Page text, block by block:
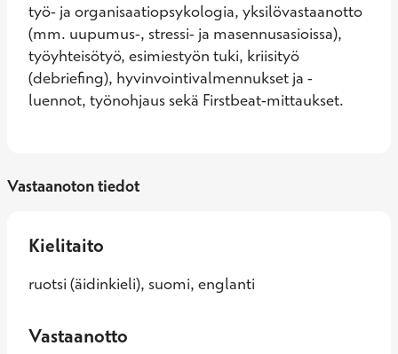
työ- ja organisaatiopsykologia, yksilövastaanotto
(mm. uupumus-, stressi- ja masennusasioissa),
työyhteisötyö, esimiestyön tuki, kriisityö
(debriefing), hyvinvointivalmennukset ja -
luennot, työnohjaus sekä Firstbeat-mittaukset.
Vastaanoton tiedot
Kielitaito
ruotsi (äidinkieli), suomi, englanti
Vastaanotto